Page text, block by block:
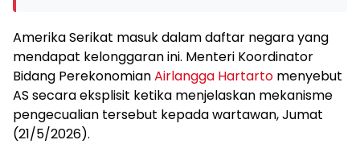
Amerika Serikat masuk dalam daftar negara yang
mendapat kelonggaran ini. Menteri Koordinator
Bidang PerekonomianAirlangga Hartarto menyebut
AS secara eksplisit ketika menjelaskan mekanisme
pengecualian tersebut kepada wartawan, Jumat
(21/5/2026).